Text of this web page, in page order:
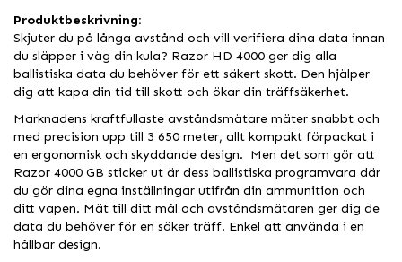
Produktbeskrivning:
Skjuter du på långa avstånd och vill verifiera dina data innan
du släpper i väg din kula? Razor HD 4000 ger dig alla
ballistiska data du behöver för ett säkert skott. Den hjälper
dig att kapa din tid till skott och ökar din träffsäkerhet.
Marknadens kraftfullaste avståndsmätare mäter snabbt och
med precision upp till 3 650 meter, allt kompakt förpackat i
en ergonomisk och skyddande design. Men det som gör att
Razor 4000 GB sticker ut är dess ballistiska programvara där
du gör dina egna inställningar utifrån din ammunition och
ditt vapen. Mät till ditt mål och avståndsmätaren ger dig de
data du behöver för en säker träff. Enkel att använda i en
hållbar design.